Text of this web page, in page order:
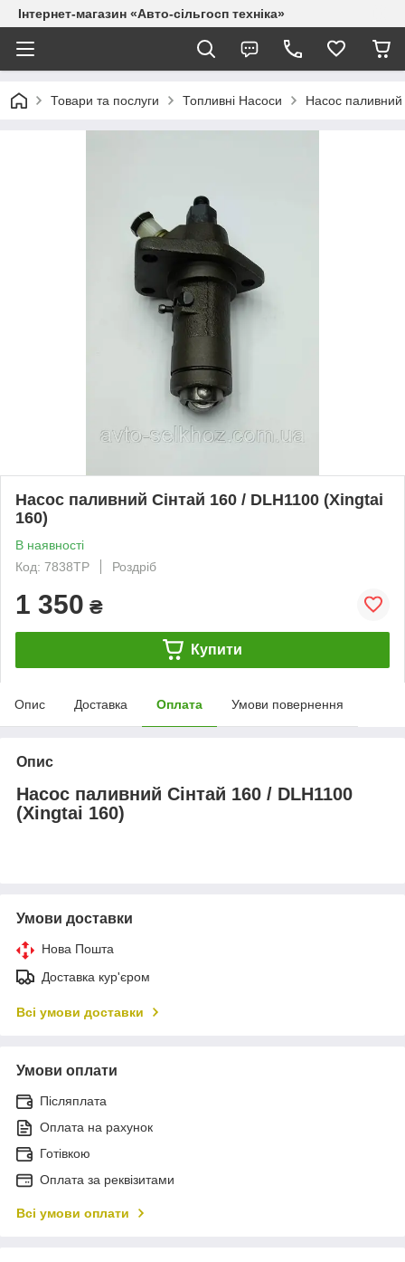
Інтернет-магазин «Авто-сільгосп техніка»
Товари та послуги Топливні Насоси Насос
Насос паливний Сінтай 160 / DLH1100 (Xingtai
160)
В наявності
Код: 7838ТР
Роздріб
1 350 ₴
Купити
Опис Доставка Оплата Умови повернення
Опис
Насос паливний Сінтай 160 / DLH1100
(Xingtai 160)
Умови доставки
Нова Пошта
Доставка кур'єром
Всі умови доставки
Умови оплати
Післяплата
Оплата на рахунок
Готівкою
Оплата за реквізитами
Всі умови оплати